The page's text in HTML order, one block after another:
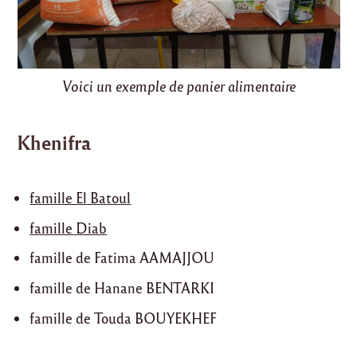
Voici un exemple de panier alimentaire
Khenifra
famille El Batoul
famille Diab
famille de Fatima AAMAJJOU
famille de Hanane BENTARKI
famille de Touda BOUYEKHEF